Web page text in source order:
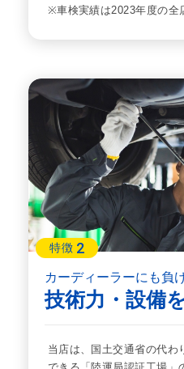
※車検実績は2023年度の全
特徴 2
カーディーラーにも負
技術力・設備
当店は、国土交通省の代わ